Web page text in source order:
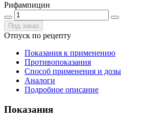
Рифампицин
Под заказ
Отпуск по рецепту
Показания к применению
Противопоказания
Способ применения и дозы
Аналоги
Подробное описание
Показания